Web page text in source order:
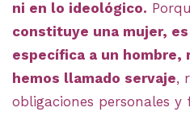
ni en lo ideológico.
constituye una mujer,
específica a un hombre,
hemos llamado servaje,
obligaciones personales